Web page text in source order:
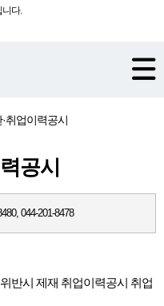
니다.
취업이력공시
공시
044-201-8478
위반시 제재 취업이력공시 취업